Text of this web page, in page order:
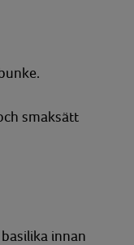
smaksätt
innan